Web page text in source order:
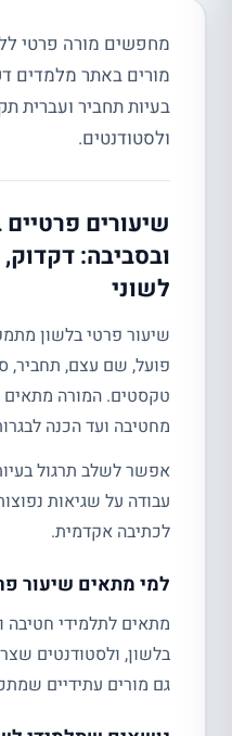
מחפשים מורה פרטי
מורים באתר מלמדים
בעיות תחביר ועברית
ולסטודנטים.
שיעורים
ובסביבה: דקדוק,
לשוני
שיעור פרטי בלשון
פועל, שם עצם, תחביר,
טקסטים. המורה
מחטיבה ועד הכנה לבגרות 5 יחידות
אפשר לשלב תרגול
עבודה על שגיאות
לכתיבה אקדמית.
למי מתאים שיעור
מתאים לתלמידי חטיבה
בלשון, ולסטודנטים
גם מורים עתידיים